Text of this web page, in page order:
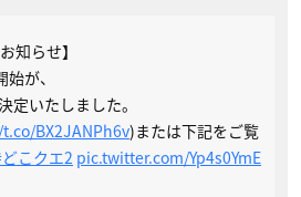
知らせ】
が、
定いたしました。
BX2JANPh6v)または下記をご覧
こクエ2 pic.twitter.com/Yp4s0YmE